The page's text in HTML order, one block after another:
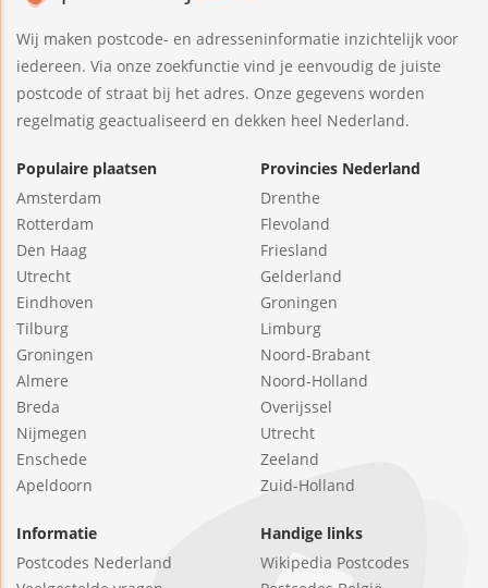
Wij maken postcode- en adresseninformatie inzichtelijk voor
iedereen. Via onze zoekfunctie vind je eenvoudig de juiste
postcode of straat bij het adres. Onze gegevens worden
regelmatig geactualiseerd en dekken heel Nederland.
Populaire plaatsen
Amsterdam
Rotterdam
Den Haag
Utrecht
Eindhoven
Tilburg
Groningen
Almere
Breda
Nijmegen
Enschede
Apeldoorn
Provincies Nederland
Drenthe
Flevoland
Friesland
Gelderland
Groningen
Limburg
Noord-Brabant
Noord-Holland
Overijssel
Utrecht
Zeeland
Zuid-Holland
Informatie
Postcodes Nederland
Handige links
Wikipedia Postcodes